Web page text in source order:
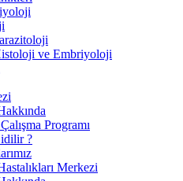
ve Embriyoloji
Programı
?
Merkezi